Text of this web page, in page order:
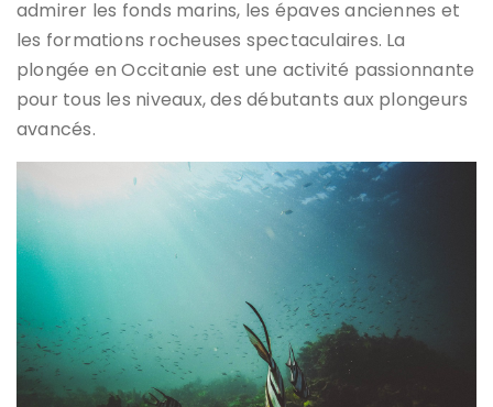
admirer les fonds marins, les épaves anciennes et
les formations rocheuses spectaculaires. La
plongée en Occitanie est une activité passionnante
pour tous les niveaux, des débutants aux plongeurs
avancés.